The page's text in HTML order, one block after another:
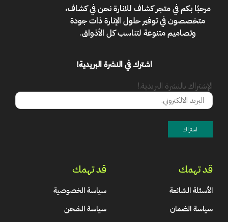
مرحبًا بكم فيمتجر كشاف للانارةنحن في كشاف،
متخصصون في توفير حلول الإنارة ذات جودة
وتصاميم متنوعة لتناسب كل الأذواق.
اشترك في النشرة البريدية!
الإشتراك بالنشرة البريدية.!
قد تهمك
الأسئلة الشائعة
سياسة الضمان
قد تهمك
سياسة الخصوصية
سياسة الشحن